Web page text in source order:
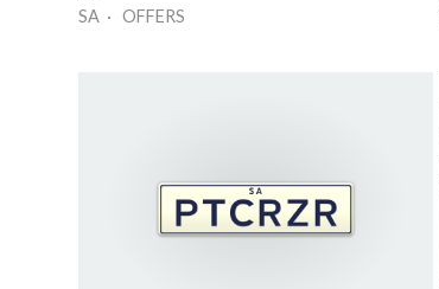
SA · OFFERS